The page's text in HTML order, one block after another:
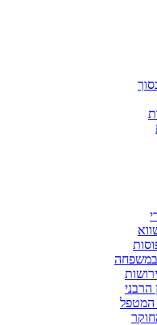
במשפחה
הרבני
המטפל